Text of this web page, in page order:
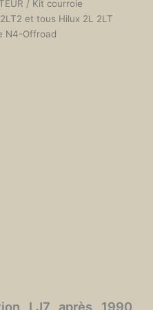
/ Kit courroie
et tous Hilux 2L 2LT
N4-Offroad
LJ7 après 1990